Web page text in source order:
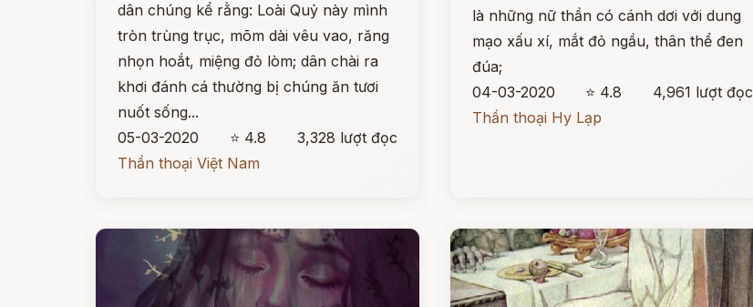
dân chúng kể rằng: Loài Quỷ này mình
tròn trùng trục, mõm dài vêu vao, răng
nhọn hoắt, miệng đỏ lòm; dân chài ra
khơi đánh cá thường bị chúng ăn tươi
nuốt sống...
05-03-2020
⭐ 4.8
3,328 lượt đọc
Thần thoại Việt Nam
là những nữ thần có cánh dơi với dung
mạo xấu xí, mắt đỏ ngầu, thân thể đen
đúa;
04-03-2020
⭐ 4.8
4,961 lượt đọc
Thần thoại Hy Lạp